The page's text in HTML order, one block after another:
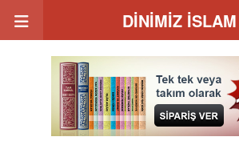
DİNİMİZ İSLAM